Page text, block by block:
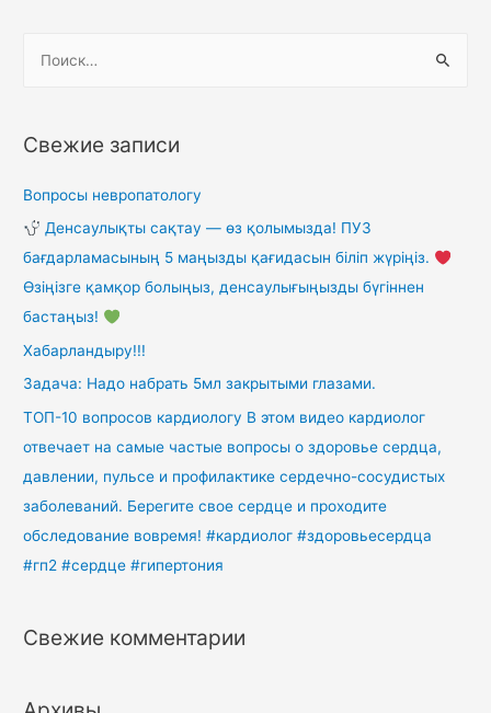
Свежие записи
Вопросы невропатологу
Денсаулықты сақтау — өз қолымызда! ПУЗ
бағдарламасының 5 маңызды қағидасын біліп жүріңіз.
Өзіңізге қамқор болыңыз, денсаулығыңызды бүгіннен
бастаңыз!
Хабарландыру!!!
Задача: Надо набрать 5мл закрытыми глазами.
ТОП-10 вопросов кардиологу В этом видео кардиолог
отвечает на самые частые вопросы о здоровье сердца,
давлении, пульсе и профилактике сердечно-сосудистых
заболеваний. Берегите свое сердце и проходите
обследование вовремя! #кардиолог #здоровьесердца
#гп2 #сердце #гипертония
Свежие комментарии